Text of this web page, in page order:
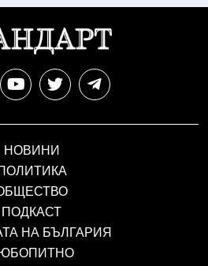
НОВИНИ
ПОДКАСТ
НА БЪЛГАРИЯ